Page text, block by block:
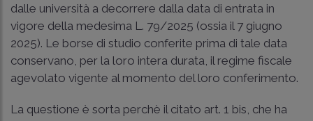
dalle università a decorrere dalla data di entrata in
vigore della medesima L. 79/2025 (ossia il 7 giugno
2025). Le borse di studio conferite prima di tale data
conservano, per la loro intera durata, il regime fiscale
agevolato vigente al momento del loro conferimento.
La questione è sorta perchè il citato art. 1 bis, che ha